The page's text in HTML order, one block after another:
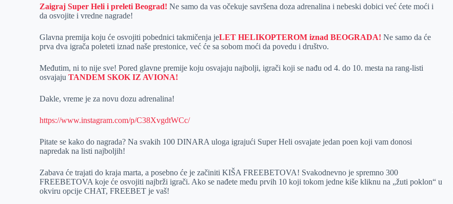
Zaigraj Super Heli i preleti Beograd! Ne samo da vas očekuje savršena doza adrenalina i nebeski dobici već ćete moći i
da osvojite i vredne nagrade!
Glavna premija koju će osvojiti pobednici takmičenja jeLET HELIKOPTEROM iznad BEOGRADA! Ne samo da će
prva dva igrača poleteti iznad naše prestonice, već će sa sobom moći da povedu i društvo.
Međutim, ni to nije sve! Pored glavne premije koju osvajaju najbolji, igrači koji se nađu od 4. do 10. mesta na rang-listi
osvajajuTANDEM SKOK IZ AVIONA!
Dakle, vreme je za novu dozu adrenalina!
https://www.instagram.com/p/C38XvgdtWCc/
Pitate se kako do nagrada? Na svakih 100 DINARA uloga igrajući Super Heli osvajate jedan poen koji vam donosi
napredak na listi najboljih!
Zabava će trajati do kraja marta, a posebno će je začiniti KIŠA FREEBETOVA! Svakodnevno je spremno 300
FREEBETOVA koje će osvojiti najbrži igrači. Ako se nađete među prvih 10 koji tokom jedne kiše kliknu na „žuti poklon“ u
okviru opcije CHAT, FREEBET je vaš!